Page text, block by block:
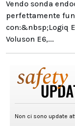
Vendo sonda
perfettamente
con:&nbsp;Logiq
Voluson E6,...